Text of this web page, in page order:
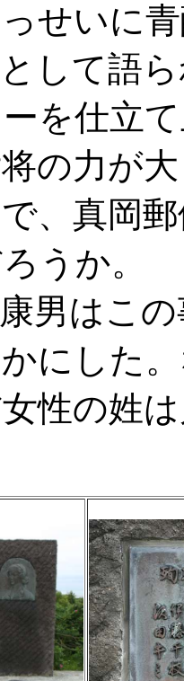
せいに
して語
を仕立
の力が
、真岡
うか。
男はこの
にした
性の姓